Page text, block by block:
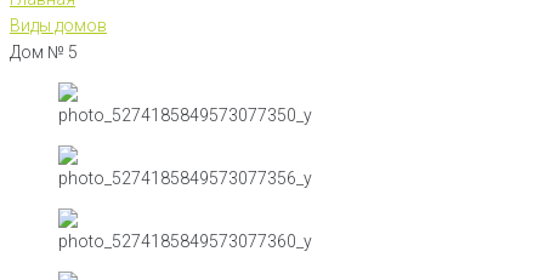
Виды домов
Дом № 5